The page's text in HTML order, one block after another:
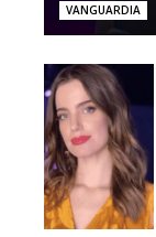
VANGUARDIA